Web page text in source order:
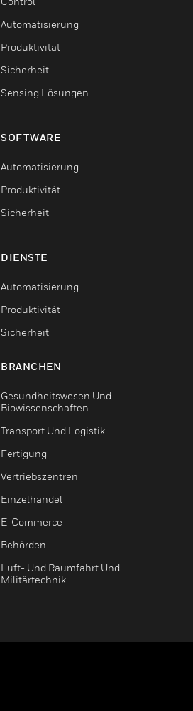
Automatisierung
Produktivität
Sicherheit
Sensing Lösungen
SOFTWARE
Automatisierung
Produktivität
Sicherheit
DIENSTE
Automatisierung
Produktivität
Sicherheit
BRANCHEN
Gesundheitswesen Und
Biowissenschaften
Transport Und Logistik
Fertigung
Vertriebszentren
Einzelhandel
E-Commerce
Behörden
Luft- Und Raumfahrt Und
Militärtechnik